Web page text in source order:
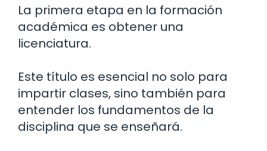
La primera etapa en la formación
académica es obtener una
licenciatura.
Este título es esencial no solo para
impartir clases, sino también para
entender los fundamentos de la
disciplina que se enseñará.